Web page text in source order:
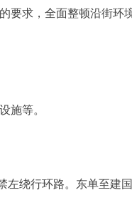
求，全面整顿沿街环
施等。
绕行环路。东单至建